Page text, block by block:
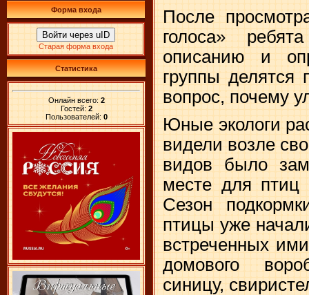
Форма входа
Войти через uID
Старая форма входа
Статистика
Онлайн всего: 2
Гостей: 2
Пользователей: 0
После
голоса»
описанию и
группы делятся
вопрос, почему
Юные экологи
видели возле
видов было
месте для птиц
Сезон
птицы уже
встреченных
домового
синицу,